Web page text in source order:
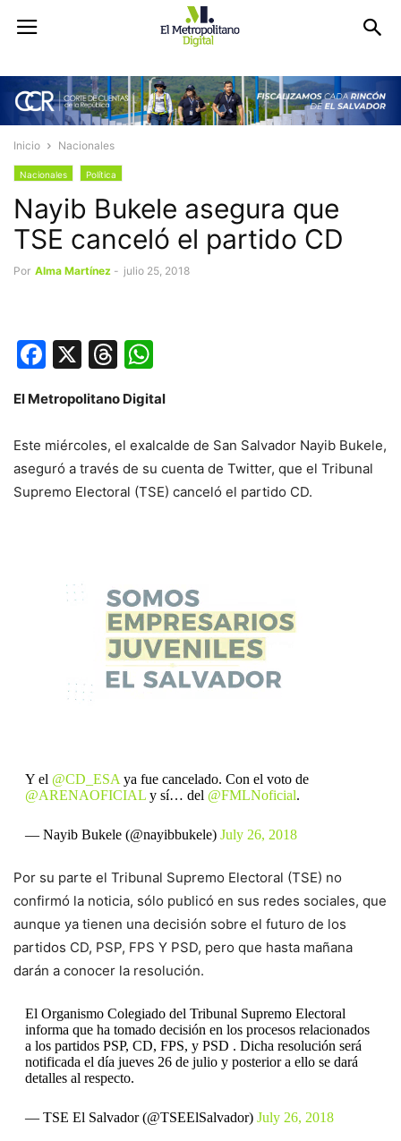
Inicio Nacionales
Nacionales Política
Nayib Bukele asegura que
TSE canceló el partido CD
Por Alma Martínez - julio 25, 2018
Facebook
X Threads
El Metropolitano Digital
Este miércoles, el exalcalde de San Salvador Nayib Bukele,
aseguró a través de su cuenta de Twitter, que el Tribunal
Supremo Electoral (TSE) canceló el partido CD.
Y el @CD_ESAya fue cancelado. Con el voto de
@ARENAOFICIALy sí… del @FMLNoficial.
— Nayib Bukele (@nayibbukele) July 26, 2018
Por su parte el Tribunal Supremo Electoral (TSE) no
confirmó la noticia, sólo publicó en sus redes sociales, que
aunque ya tienen una decisión sobre el futuro de los
partidos CD, PSP, FPS Y PSD, pero que hasta mañana
darán a conocer la resolución.
El Organismo Colegiado del Tribunal Supremo Electoral
informa que ha tomado decisión en los procesos relacionados
a los partidos PSP, CD, FPS, y PSD . Dicha resolución será
notificada el día jueves 26 de julio y posterior a ello se dará
detalles al respecto.
— TSE El Salvador (@TSEElSalvador) July 26, 2018